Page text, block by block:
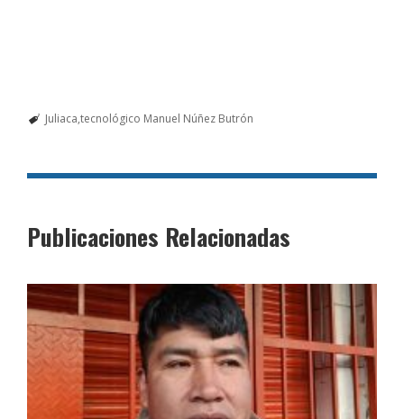
Juliaca tecnológico Manuel Núñez Butrón
Publicaciones Relacionadas